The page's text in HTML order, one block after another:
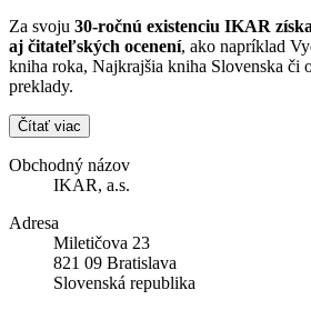
Za svoju 30-ročnú existenciu IKAR
aj čitateľských ocenení, ako napríklad
kniha roka, Najkrajšia kniha Slovenska či
preklady.
Čítať viac
Obchodný názov
IKAR, a.s.
Adresa
Miletičova 23
821 09 Bratislava
Slovenská republika